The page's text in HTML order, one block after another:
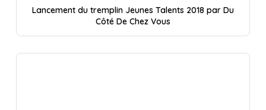
Lancement du tremplin Jeunes Talents 2018 par Du
Côté De Chez Vous